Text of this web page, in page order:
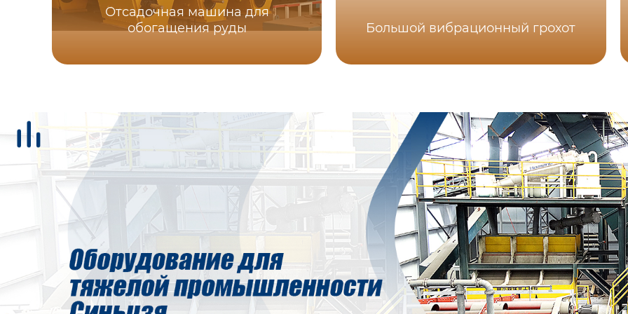
Отсадочная машина для
обогащения руды
Большой вибрационный грохот